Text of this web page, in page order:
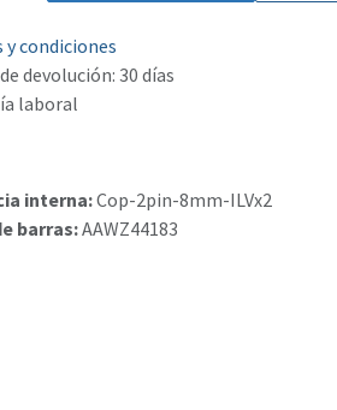
y condiciones
devolución: 30 días
laboral
interna:Cop-2pin-8mm-ILVx2
barras:AAWZ44183